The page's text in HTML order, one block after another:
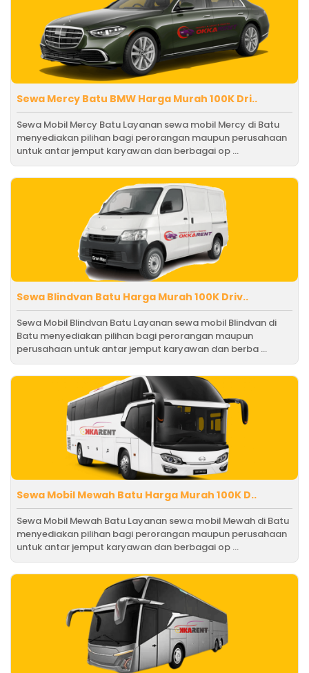
Sewa Mercy Batu BMW Harga Murah 100K Dri..
Sewa Mobil Mercy Batu Layanan sewa mobil Mercy di Batu
menyediakan pilihan bagi perorangan maupun perusahaan
untuk antar jemput karyawan dan berbagai op ...
Sewa Blindvan Batu Harga Murah 100K Driv..
Sewa Mobil Blindvan Batu Layanan sewa mobil Blindvan di
Batu menyediakan pilihan bagi perorangan maupun
perusahaan untuk antar jemput karyawan dan berba ...
Sewa Mobil Mewah Batu Harga Murah 100K D..
Sewa Mobil Mewah Batu Layanan sewa mobil Mewah di Batu
menyediakan pilihan bagi perorangan maupun perusahaan
untuk antar jemput karyawan dan berbagai op ...